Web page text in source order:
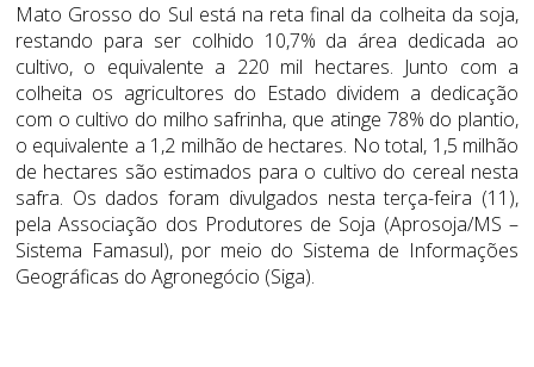
Mato Grosso do Sul está na reta final da colheita da soja,
restando para ser colhido 10,7% da área dedicada ao
cultivo, o equivalente a 220 mil hectares. Junto com a
colheita os agricultores do Estado dividem a dedicação
com o cultivo do milho safrinha, que atinge 78% do plantio,
o equivalente a 1,2 milhão de hectares. No total, 1,5 milhão
de hectares são estimados para o cultivo do cereal nesta
safra. Os dados foram divulgados nesta terça-feira (11),
pela Associação dos Produtores de Soja (Aprosoja/MS –
Sistema Famasul), por meio do Sistema de Informações
Geográficas do Agronegócio (Siga).